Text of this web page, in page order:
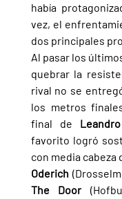
había
vez, el
dos principales
Al pasar los
quebrar la
rival no se
los metros
final de
favorito logró
con media cabeza
Oderich
The Door